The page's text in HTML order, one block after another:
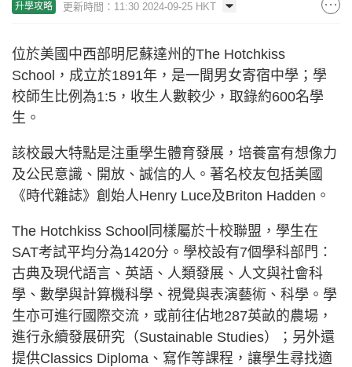
升學攻略 更新時間：11:30 2024-09-25 HKT
位於美國中西部明尼蘇達州的The Hotchkiss
School，成立於1891年，是一間男女寄宿中學；學
校師生比例為1:5，收生人數較少，取錄約600名學
生。
該校最大特點是注重學生體育發展，培養富有想像力
及公民意識、開放、誠信的人。著名校友包括美國
《時代雜誌》創始人Henry Luce及Briton Hadden。
The Hotchkiss School同樣屬於十校聯盟，學生在
SAT考試平均分為1420分。學校設有7個學科部門：
古典及現代語言、英語、人類發展、人文與社會科
學、數學與計算機科學、視覺與表演藝術、科學。學
生亦可進行國際交流，或前往佔地287英畝的農場，
進行永續發展研究（Sustainable Studies）；另外還
提供Classics Diploma、寫作等課程，讓學生尋找適